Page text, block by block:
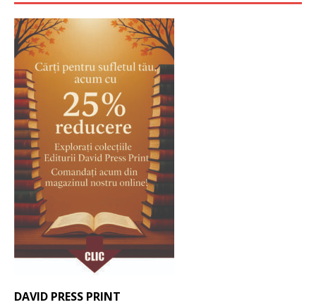
DAVID PRESS PRINT